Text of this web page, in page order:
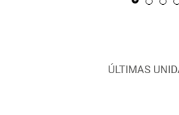
ÚLTIMAS